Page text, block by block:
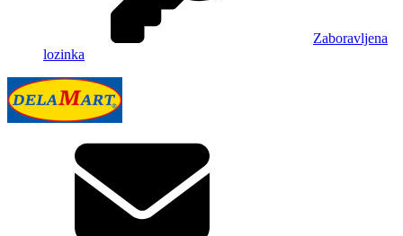
Zaboravljena
lozinka